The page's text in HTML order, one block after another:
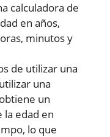
calculadora de
en años,
minutos y
de utilizar una
una
un
la edad en
lo que